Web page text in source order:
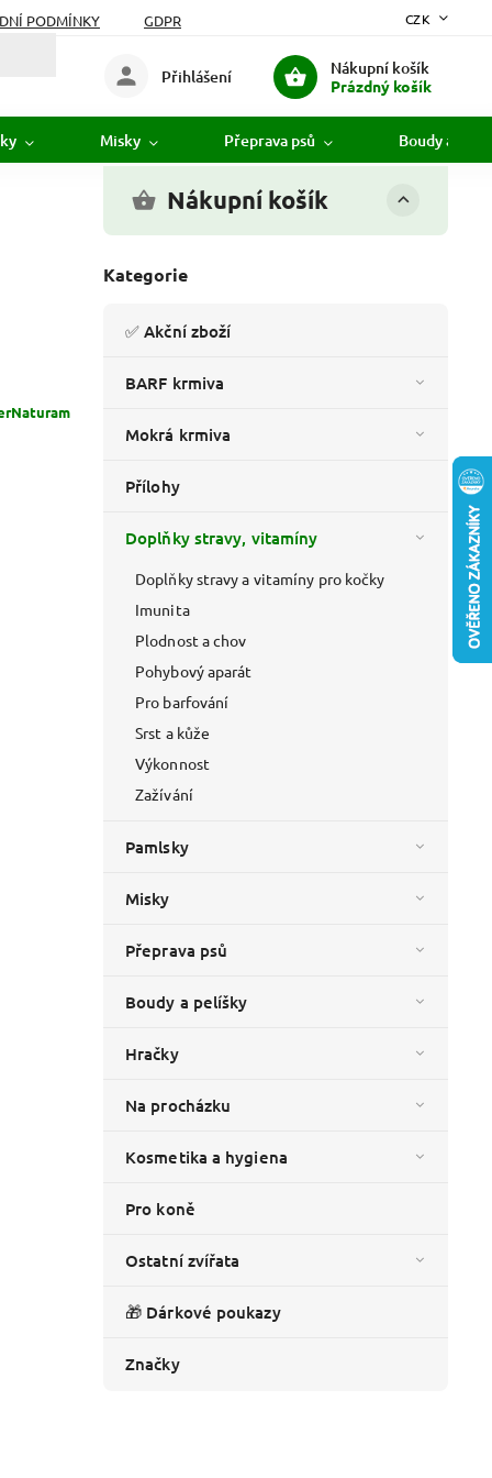
PODMÍNKY GDPR CZK
Nákupní košík
Prázdný košík
Přihlášení
Misky Přeprava psů Boudy a
Nákupní košík
Kategorie
✅ Akční zboží
BARF krmiva
Mokrá krmiva
Přílohy
Doplňky stravy, vitamíny
Doplňky stravy a vitamíny pro kočky
Imunita
Plodnost a chov
Pohybový aparát
Pro barfování
Srst a kůže
Výkonnost
Zažívání
Pamlsky
Misky
Přeprava psů
Boudy a pelíšky
Hračky
Na procházku
Kosmetika a hygiena
Pro koně
Ostatní zvířata
🎁 Dárkové poukazy
Značky